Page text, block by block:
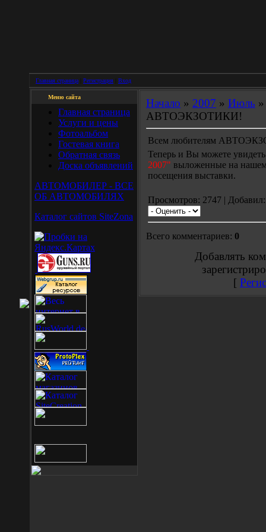
Главная страница Регистрация Вход
Меню сайта
Главная страница
Услуги и цены
Фотоальбом
Гостевая книга
Обратная связь
Доска объявлений
АВТОМОБИЛЕР - ВСЕ
ОБ АВТОМОБИЛЯХ
Каталог сайтов SiteZona
Начало » 2007 » Июль »
АВТОЭКЗОТИКИ!
Всем любителям
Теперь и Вы можете
2007" выложенные на нашем
посещения выставки.
Просмотров: 2747 |
Всего комментариев: 0
Добавлять
[